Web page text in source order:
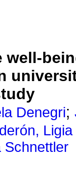
well-
Denegri;
Schnettler